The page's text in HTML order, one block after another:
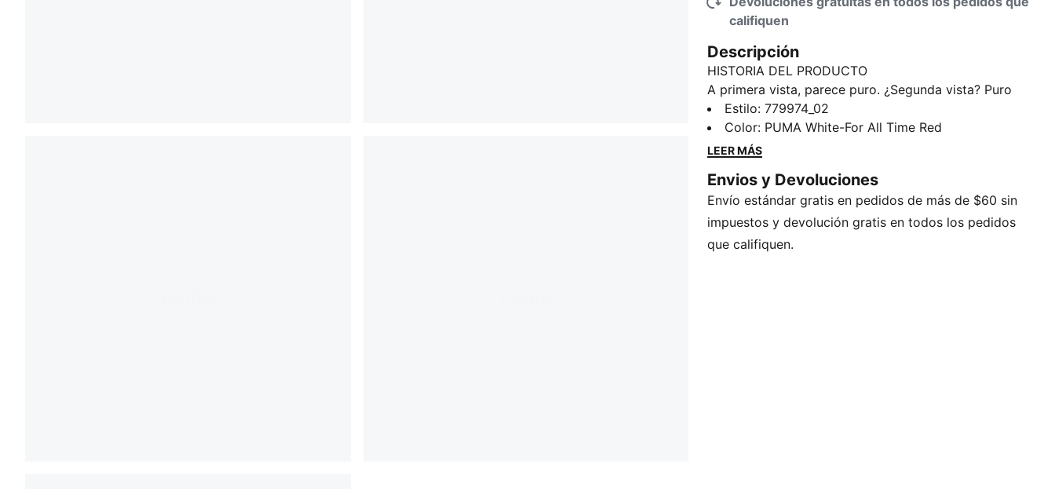
califiquen
Descripción
HISTORIA DEL PRODUCTO
A primera vista, parece puro. ¿Segunda vista? Puro
fuego. La equipación visitante 25/26 combina el
blanco clásico con vibrantes detalles en rojo y negro
para un look de visitante que no podría ser más
emblema Diavoletto de los años 80 es un guiño al
pasado histórico del club, hecho para quienes llevan
el legado del AC Milan no solo en su camiseta, sino
en su alma.
Estilo:779974_02
Color: PUMA White-For All Time Red
LEER MÁS
Envios y Devoluciones
Envío estándar gratis en pedidos de más de $60 sin
impuestos y devolución gratis en todos los pedidos
que califiquen.